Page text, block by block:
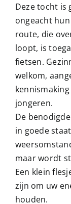
Deze tocht is
ongeacht
route, die
loopt, is
fietsen.
welkom,
jongeren.
De
in goede
maar wordt
Een klein
zijn om uw
houden.